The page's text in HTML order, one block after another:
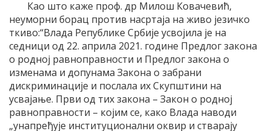
Као што каже проф. др Милош Ковачевић,
неуморни борац против насртаја на живо језичко
ткиво:“Влада Републике Србије усвојила је на
седници од 22. априла 2021. године Предлог закона
о родној равноправности и Предлог закона о
изменама и допунама Закона о забрани
дискриминације и послала их Скупштини на
усвајање. Први од тих закона – Закон о родној
равноправности – којим се, како Влада наводи
„унапређује институционални оквир и стварају